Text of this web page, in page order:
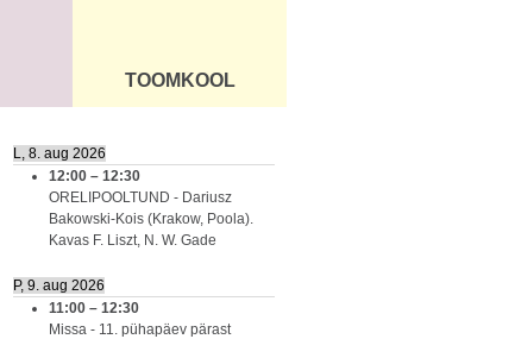
ÜLDINFO
TOOMKOOL
L, 8. aug 2026
12:00 – 12:30
ORELIPOOLTUND - Dariusz
Bakowski-Kois (Krakow, Poola).
Kavas F. Liszt, N. W. Gade
P, 9. aug 2026
11:00 – 12:30
Missa - 11. pühapäev pärast